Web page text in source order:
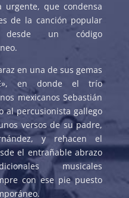
que condensa
de la canción popular
desde un código
en una de sus gemas
en donde el trío
mexicanos Sebastián
al percusionista gallego
versos de su padre,
y rehacen el
el entrañable abrazo
musicales
con ese pie puesto